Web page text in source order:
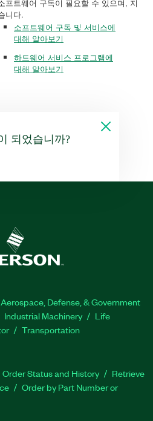
프트웨어 구독이 필요할 수 있으며, 지
니다.
소프트웨어 구독 및 서비스에
대해 알아보기
하드웨어 서비스 프로그램에
대해 알아보기
되었습니까?
Aerospace, Defense, & Government
Industrial Machinery
Life
Transportation
Order Status and History
Retrieve
Order by Part Number or